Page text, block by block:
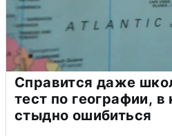
Справится даже
тест по географии, в
стыдно ошибиться